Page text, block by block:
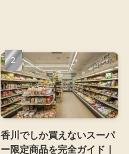
香川でしか買えないスーパ
ー限定商品を完全ガイド｜